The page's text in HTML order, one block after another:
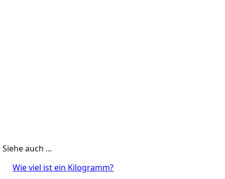
Siehe auch ...
Wie viel ist ein Kilogramm?